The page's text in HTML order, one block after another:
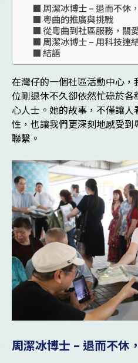
周潔冰博士 – 退而不休
粵曲的推廣與挑戰
從粵曲到社區服務，關
周潔冰博士 – 用科技連
結語
在灣仔的一個社區活動中心
位剛退休不久卻依然忙碌於
心人士。她的故事，不僅讓
性，也讓我們更深刻地感受
聯繫。
周潔冰博士 – 退而不休